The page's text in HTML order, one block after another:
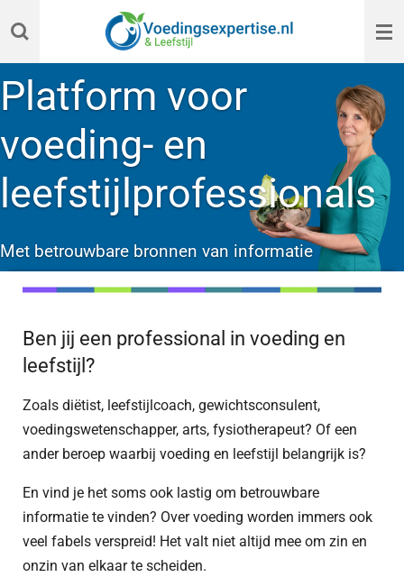
Ga
direct
de
Platform voor
voeding- en
leefstijlprofessionals
Met betrouwbare bronnen van informatie
Ben jij een professional in voeding en
leefstijl?
Zoals diëtist, leefstijlcoach, gewichtsconsulent,
voedingswetenschapper, arts, fysiotherapeut? Of een
ander beroep waarbij voeding en leefstijl belangrijk is?
En vind je het soms ook lastig om betrouwbare
informatie te vinden? Over voeding worden immers ook
veel fabels verspreid! Het valt niet altijd mee om zin en
onzin van elkaar te scheiden.